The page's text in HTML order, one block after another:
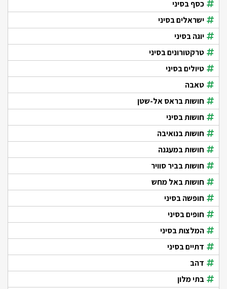
כסף בסיני
ישראלים בסיני
יוגה בסיני
טרקטורונים בסיני
טיולים בסיני
טאבה
חושות בראס אל-שטן
חושות בסיני
חושות בנואיבה
חושות במעגנה
חושות בביר סוויר
חושות באל מחש
חופשה בסיני
חופים בסיני
המלצות בסיני
דתיים בסיני
דהב
בתי מלון